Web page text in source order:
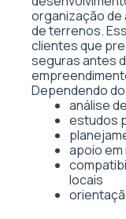
organização
de terrenos.
clientes que
seguras antes
Dependendo
análise
estudos
apoio
locais